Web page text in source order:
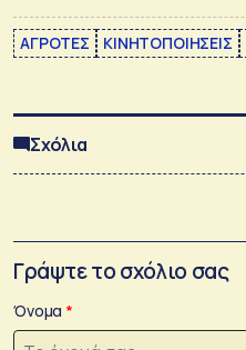
ΑΓΡΟΤΕΣ ΚΙΝΗΤΟΠΟΙΗΣΕΙΣ
Σχόλια
Γράψτε το σχόλιο σας
Όνομα